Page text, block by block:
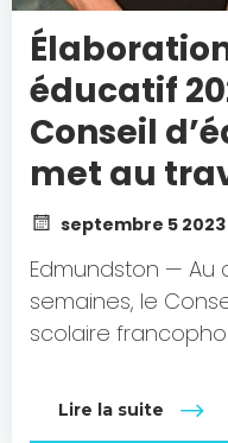
éducatif
Conseil
met au
septembre 5 2023
Edmundston — Au
semaines, le
scolaire
Lire la suite